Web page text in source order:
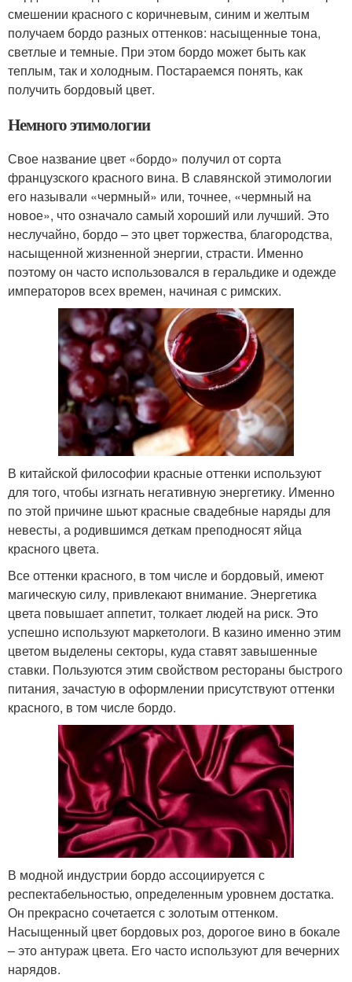
смешении красного с коричневым, синим и желтым
получаем бордо разных оттенков: насыщенные тона,
светлые и темные. При этом бордо может быть как
теплым, так и холодным. Постараемся понять, как
получить бордовый цвет.
Немного этимологии
Свое название цвет «бордо» получил от сорта
французского красного вина. В славянской этимологии
его называли «чермный» или, точнее, «чермный на
новое», что означало самый хороший или лучший. Это
неслучайно, бордо – это цвет торжества, благородства,
насыщенной жизненной энергии, страсти. Именно
поэтому он часто использовался в геральдике и одежде
императоров всех времен, начиная с римских.
В китайской философии красные оттенки используют
для того, чтобы изгнать негативную энергетику. Именно
по этой причине шьют красные свадебные наряды для
невесты, а родившимся деткам преподносят яйца
красного цвета.
Все оттенки красного, в том числе и бордовый, имеют
магическую силу, привлекают внимание. Энергетика
цвета повышает аппетит, толкает людей на риск. Это
успешно используют маркетологи. В казино именно этим
цветом выделены секторы, куда ставят завышенные
ставки. Пользуются этим свойством рестораны быстрого
питания, зачастую в оформлении присутствуют оттенки
красного, в том числе бордо.
В модной индустрии бордо ассоциируется с
респектабельностью, определенным уровнем достатка.
Он прекрасно сочетается с золотым оттенком.
Насыщенный цвет бордовых роз, дорогое вино в бокале
– это антураж цвета. Его часто используют для вечерних
нарядов.